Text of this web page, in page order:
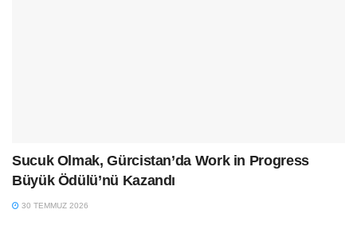
Sucuk Olmak, Gürcistan’da Work in Progress
Büyük Ödülü’nü Kazandı
30 TEMMUZ 2026